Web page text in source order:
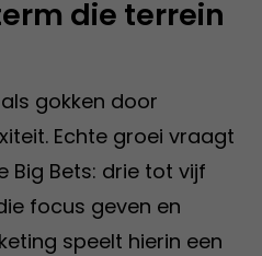
die terrein
gokken door
Echte groei vraagt
Big Bets: drie tot vijf
focus geven en
speelt hierin een